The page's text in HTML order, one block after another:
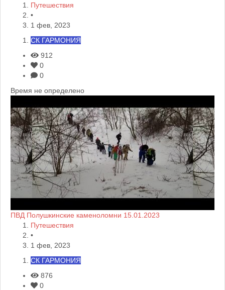
Путешествия
•
1 фев, 2023
СК ГАРМОНИЯ
912
0
0
Время не определено
ПВД Полушкинские каменоломни 15.01.2023
Путешествия
•
1 фев, 2023
СК ГАРМОНИЯ
876
0